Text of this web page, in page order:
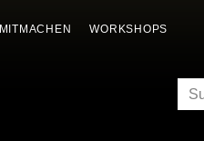
MITMACHEN WORKSHOPS